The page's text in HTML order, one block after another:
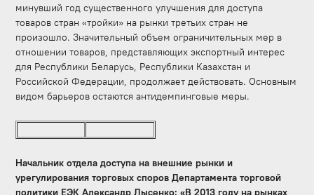
минувший год существенного улучшения для доступа
товаров стран «тройки» на рынки третьих стран не
произошло. Значительный объем ограничительных мер в
отношении товаров, представляющих экспортный интерес
для Республики Беларусь, Республики Казахстан и
Российской Федерации, продолжает действовать. Основным
видом барьеров остаются антидемпинговые меры.
Начальник отдела доступа на внешние рынки и
урегулирования торговых споров Департамента торговой
политики ЕЭК Александр Лысенко: «В 2013 году на рынках